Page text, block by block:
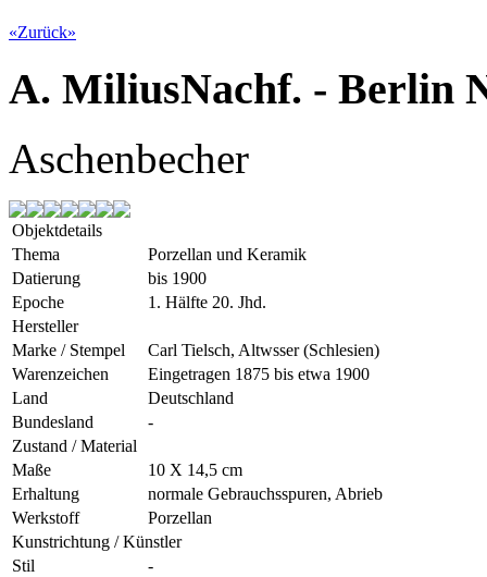
«Zurück»
A. MiliusNachf. - Berlin
Aschenbecher
Objektdetails
Thema
Porzellan und Keramik
Datierung
bis 1900
Epoche
1. Hälfte 20. Jhd.
Hersteller
Marke / Stempel
Carl Tielsch, Altwsser (Schlesien)
Warenzeichen
Eingetragen 1875 bis etwa 1900
Land
Deutschland
Bundesland
-
Zustand / Material
Maße
10 X 14,5 cm
Erhaltung
normale Gebrauchsspuren, Abrieb
Werkstoff
Porzellan
Kunstrichtung / Künstler
Stil
-